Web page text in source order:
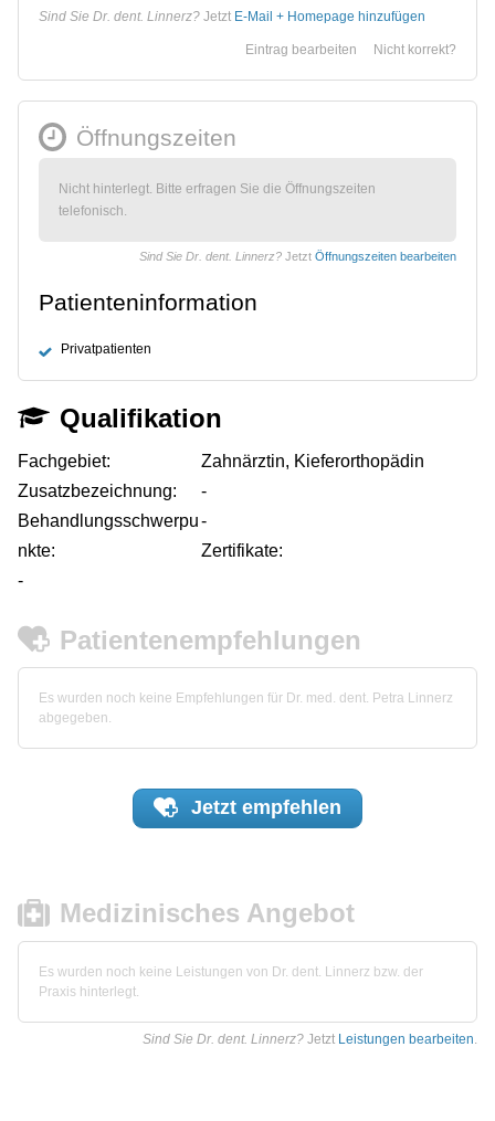
Sind Sie Dr. dent. Linnerz? Jetzt E-Mail + Homepage hinzufügen
Nicht korrekt?
Eintrag bearbeiten
Öffnungszeiten
Nicht hinterlegt. Bitte erfragen Sie die Öffnungszeiten
telefonisch.
Sind Sie Dr. dent. Linnerz? Jetzt Öffnungszeiten bearbeiten
Patienteninformation
Privatpatienten
Qualifikation
Fachgebiet:
Zahnärztin, Kieferorthopädin
Zusatzbezeichnung:
-
Behandlungsschwerpu
nkte:
-
Zertifikate:
-
Patientenempfehlungen
Es wurden noch keine Empfehlungen für Dr. med. dent. Petra Linnerz
abgegeben.
Jetzt empfehlen
Medizinisches Angebot
Es wurden noch keine Leistungen von Dr. dent. Linnerz bzw. der
Praxis hinterlegt.
Sind Sie Dr. dent. Linnerz? Jetzt Leistungen bearbeiten.